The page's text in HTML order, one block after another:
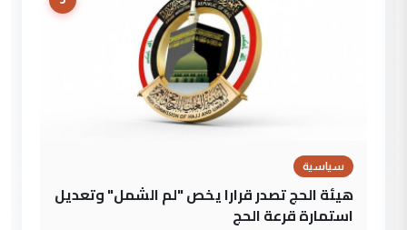
سياسية
هيئة الحج تصدر قرارا يخص "لم الشمل" وتعديل
استمارة قرعة الحج